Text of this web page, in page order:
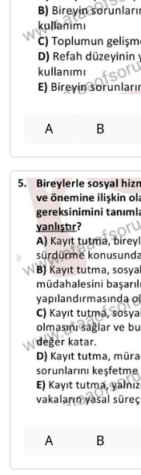
A B
A B